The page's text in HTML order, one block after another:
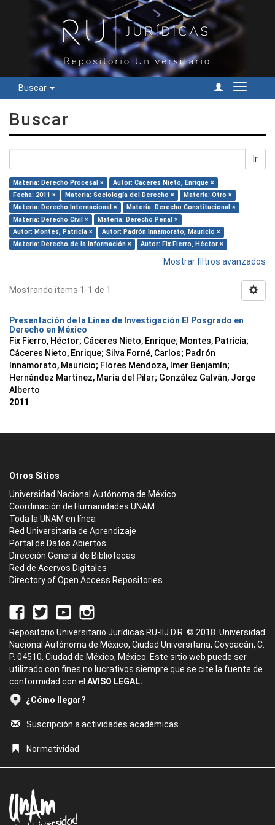
Buscar
Cambiar
Buscar
Ir
Materia: Derecho Procesal ×
Autor: Cáceres Nieto, Enrique ×
Fecha: 2011 ×
Materia: Sociología del Derecho ×
Materia: Otro ×
Materia: Derecho Internacional ×
Materia: Derecho Constitucional ×
Materia: Derecho Civil ×
Materia: Derecho Penal ×
Autor: Montes, Patricia ×
Autor: Padrón Innamorato, Mauricio ×
Materia: Derecho de la Información ×
Autor: Fix Fierro, Héctor ×
Mostrar filtros avanzados
Mostrando ítems 1-1 de 1
Presentación de la Línea de Investigación El Posgrado en
Derecho en México
Fix Fierro, Héctor; Cáceres Nieto, Enrique; Montes, Patricia;
Cáceres Nieto, Enrique; Silva Forné, Carlos; Padrón
Innamorato, Mauricio; Flores Mendoza, Imer Benjamín;
Hernández Martínez, María del Pilar; González Galván, Jorge
Alberto
2011
Otros Sitios
Universidad Nacional Autónoma de México
Coordinación de Humanidades UNAM
Toda la UNAM en línea
Red Universitaria de Aprendizaje
Portal de Datos Abiertos
Dirección General de Bibliotecas
Red de Acervos Digitales
Directory of Open Access Repositories
Repositorio Universitario Jurídicas RU-IIJ D.R. © 2018. Universidad
Nacional Autónoma de México, Ciudad Universitaria, Coyoacán, C.
P. 04510, Ciudad de México, México. Este sitio web puede ser
utilizado con fines no lucrativos siempre que se cite la fuente de
conformidad con el AVISO LEGAL.
¿Cómo llegar?
Suscripción a actividades académicas
Normatividad